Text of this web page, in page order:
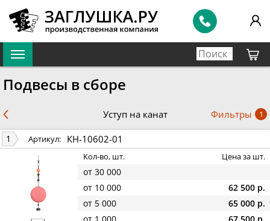
Подвесы в сборе
Уступ на канат Фильтры 1
1 Артикул: КН-10602-01
Кол-во, шт. Цена за шт.
от 30 000
от 10 000
62 500 р.
от 5 000
65 000 р.